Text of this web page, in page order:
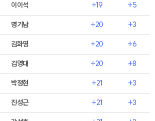
이이석 +19 +5
명기남 +20 +3
김화영 +20 +6
김영대 +20 +8
박정현 +21 +3
진성근 +21 +3